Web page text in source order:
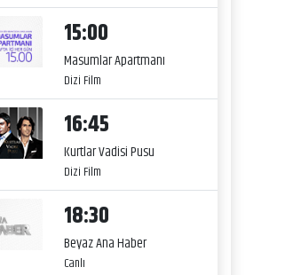
15:00
Masumlar Apartmanı
Dizi Film
16:45
Kurtlar Vadisi Pusu
Dizi Film
18:30
Beyaz Ana Haber
Canlı